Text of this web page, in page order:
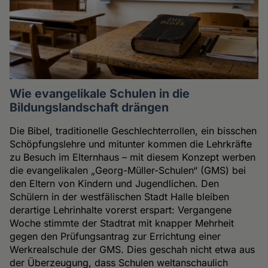
Wie evangelikale Schulen in die
Bildungslandschaft drängen
Die Bibel, traditionelle Geschlechterrollen, ein bisschen
Schöpfungslehre und mitunter kommen die Lehrkräfte
zu Besuch im Elternhaus – mit diesem Konzept werben
die evangelikalen „Georg-Müller-Schulen“ (GMS) bei
den Eltern von Kindern und Jugendlichen. Den
Schülern in der westfälischen Stadt Halle bleiben
derartige Lehrinhalte vorerst erspart: Vergangene
Woche stimmte der Stadtrat mit knapper Mehrheit
gegen den Prüfungsantrag zur Errichtung einer
Werkrealschule der GMS. Dies geschah nicht etwa aus
der Überzeugung, dass Schulen weltanschaulich